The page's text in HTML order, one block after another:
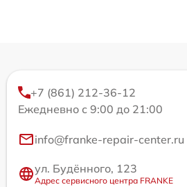
+7 (861) 212-36-12
Ежедневно с 9:00 до 21:00
info@franke-repair-center.ru
ул. Будённого, 123
Адрес сервисного центра FRANKE